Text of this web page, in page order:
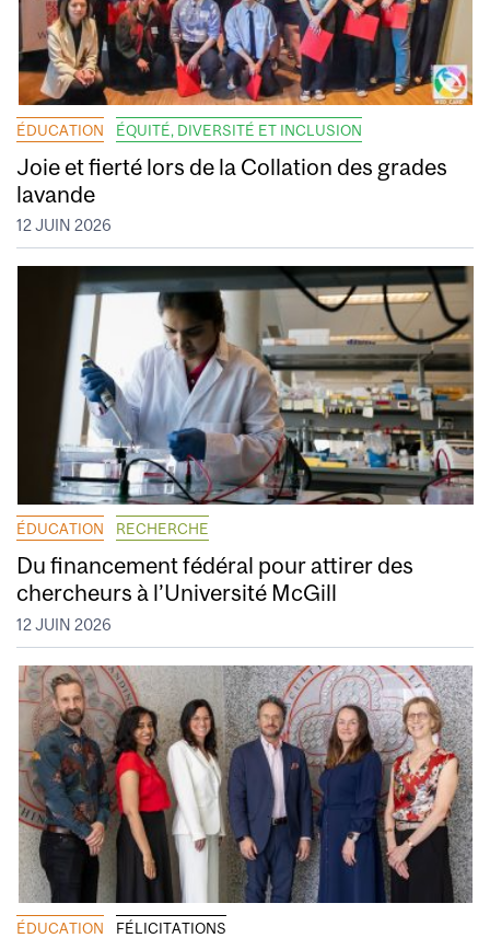
ÉDUCATION ÉQUITÉ, DIVERSITÉ ET INCLUSION
Joie et fierté lors de la Collation des grades
lavande
12 JUIN 2026
ÉDUCATION RECHERCHE
Du financement fédéral pour attirer des
chercheurs à l’Université McGill
12 JUIN 2026
ÉDUCATION FÉLICITATIONS